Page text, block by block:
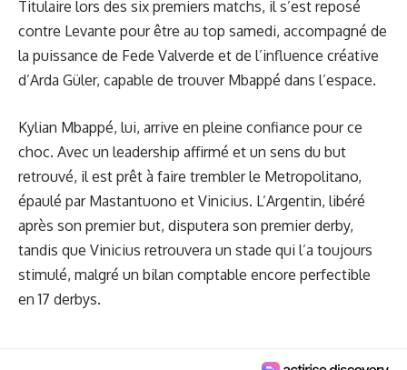
Titulaire lors des six premiers matchs, il s’est reposé
contre Levante pour être au top samedi, accompagné de
la puissance de Fede Valverde et de l’influence créative
d’Arda Güler, capable de trouver Mbappé dans l’espace.
Kylian Mbappé, lui, arrive en pleine confiance pour ce
choc. Avec un leadership affirmé et un sens du but
retrouvé, il est prêt à faire trembler le Metropolitano,
épaulé par Mastantuono et Vinicius. L’Argentin, libéré
après son premier but, disputera son premier derby,
tandis que Vinicius retrouvera un stade qui l’a toujours
stimulé, malgré un bilan comptable encore perfectible
en 17 derbys.